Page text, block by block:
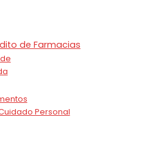
de Farmacias
Personal